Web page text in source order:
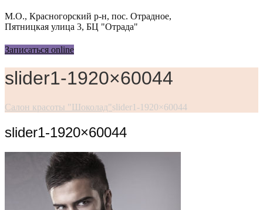
М.О., Красногорский р-н, пос. Отрадное,
Пятницкая улица 3, БЦ "Отрада"
Записаться online
slider1-1920×60044
Салон красоты "Шоколад"slider1-1920×60044
slider1-1920×60044